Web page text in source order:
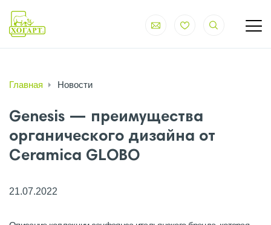
Главная Новости
Genesis — преимущества
органического дизайна от
Ceramica GLOBO
21.07.2022